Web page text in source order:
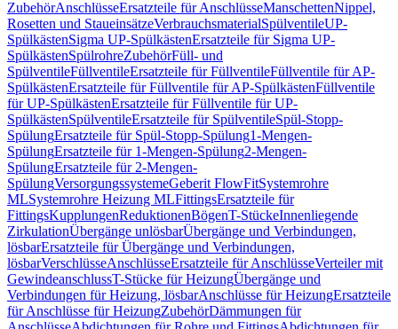
ZubehörAnschlüsseErsatzteile für AnschlüsseManschettenNippel,
Rosetten und StaueinsätzeVerbrauchsmaterialSpülventileUP-
SpülkästenSigma UP-SpülkästenErsatzteile für Sigma UP-
SpülkästenSpülrohreZubehörFüll- und
SpülventileFüllventileErsatzteile für FüllventileFüllventile für AP-
SpülkästenErsatzteile für Füllventile für AP-SpülkästenFüllventile
für UP-SpülkästenErsatzteile für Füllventile für UP-
SpülkästenSpülventileErsatzteile für SpülventileSpül-Stopp-
SpülungErsatzteile für Spül-Stopp-Spülung1-Mengen-
SpülungErsatzteile für 1-Mengen-Spülung2-Mengen-
SpülungErsatzteile für 2-Mengen-
SpülungVersorgungssystemeGeberit FlowFitSystemrohre
MLSystemrohre Heizung MLFittingsErsatzteile für
FittingsKupplungenReduktionenBögenT-StückeInnenliegende
ZirkulationÜbergänge unlösbarÜbergänge und Verbindungen,
lösbarErsatzteile für Übergänge und Verbindungen,
lösbarVerschlüsseAnschlüsseErsatzteile für AnschlüsseVerteiler mit
GewindeanschlussT-Stücke für HeizungÜbergänge und
Verbindungen für Heizung, lösbarAnschlüsse für HeizungErsatzteile
für Anschlüsse für HeizungZubehörDämmungen für